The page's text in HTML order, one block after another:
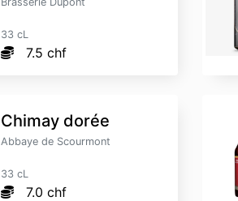
33 cL
7.5 chf
Chimay dorée
Abbaye de Scourmont
33 cL
7.0 chf